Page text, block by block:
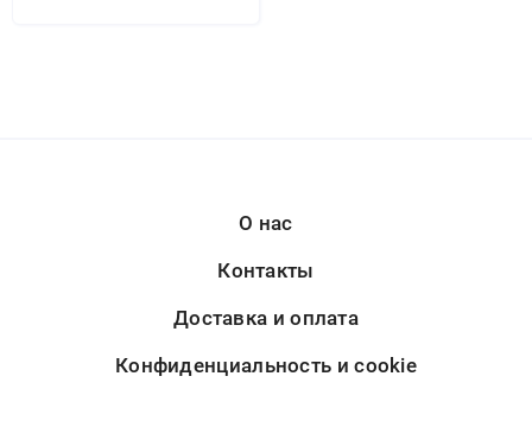
О нас
Контакты
Доставка и оплата
Конфиденциальность и cookie